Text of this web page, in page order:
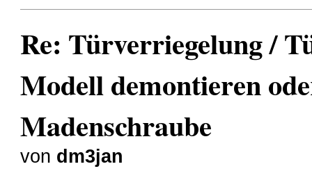
Re: Türverriegelung /
Modell demontieren
Madenschraube
von dm3jan